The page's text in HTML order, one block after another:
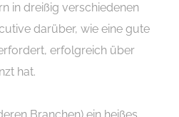
in dreißig verschiedenen
darüber, wie eine gute
erfolgreich über
hat.
Branchen) ein heißes